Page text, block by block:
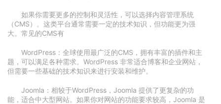
如果你需要更多的控制和灵活性，可以选择内容管理系统
（CMS）。这类平台通常需要一定的技术知识，但功能更为强
大。常见的CMS有
WordPress：全球使用最广泛的CMS，拥有丰富的插件和主
题，可以满足各种需求。WordPress 非常适合博客和企业网站，
但需要一些基础的技术知识来进行安装和维护。
Joomla：相较于WordPress，Joomla 提供了更复杂的功
能，适合中大型网站。如果你对网站的功能要求较高，Joomla 是